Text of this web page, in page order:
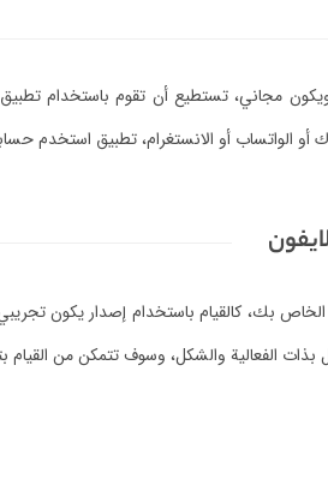
مجاني، تستطيع أن تقوم باستخدام تطبيق
أو الواتساب أو الانستغرام، تطبيق
بك، كالقيام باستخدام إصدار يكون تجريبي
الفعالية والشكل، وسوف تتمكن من